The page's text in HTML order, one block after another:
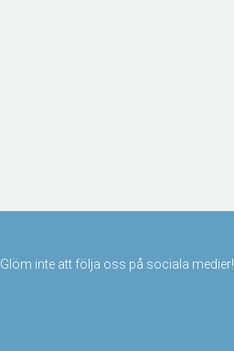
Glöm inte att följa oss på sociala medier!